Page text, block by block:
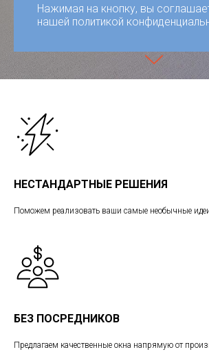
Нажимая на кнопку, вы
нашей политикой
НЕСТАНДАРТНЫЕ РЕШЕНИЯ
Поможем реализовать ваши самые необычные
БЕЗ ПОСРЕДНИКОВ
Предлагаем качественные окна напрямую от